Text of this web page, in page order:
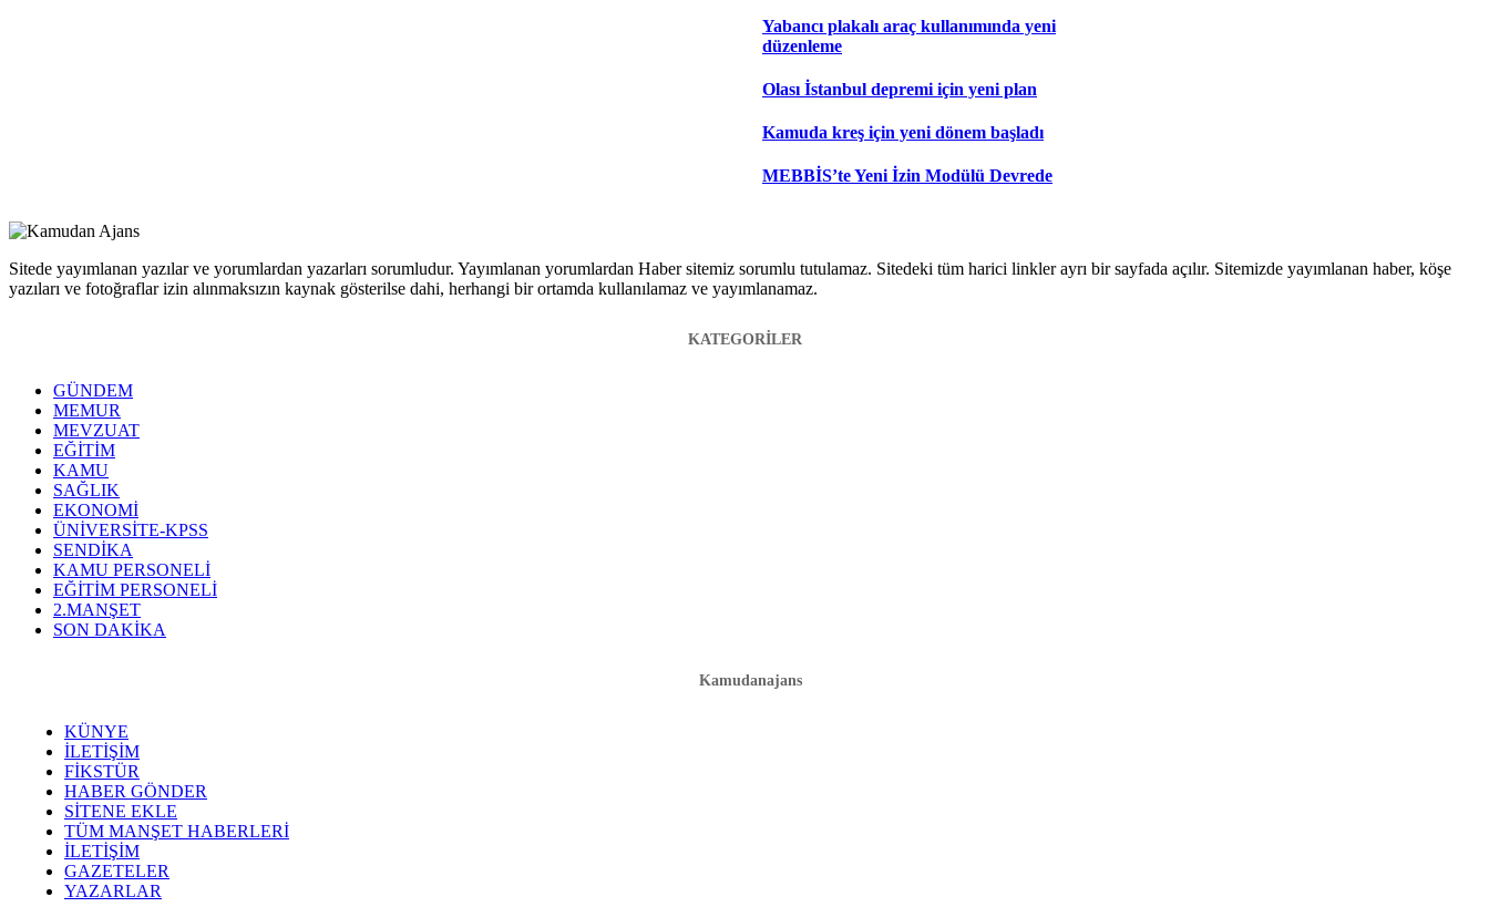
Yabancı plakalı araç kullanımında yeni
düzenleme
Olası İstanbul depremi için yeni plan
Kamuda kreş için yeni dönem başladı
MEBBİS’te Yeni İzin Modülü Devrede
Sitede yayımlanan yazılar ve yorumlardan yazarları sorumludur. Yayımlanan yorumlardan Haber sitemiz sorumlu tutulamaz. Sitedeki tüm harici linkler ayrı bir sayfada açılır. Sitemizde yayımlanan haber, köşe
yazıları ve fotoğraflar izin alınmaksızın kaynak gösterilse dahi, herhangi bir ortamda kullanılamaz ve yayımlanamaz.
KATEGORİLER
GÜNDEM
MEMUR
MEVZUAT
EĞİTİM
KAMU
SAĞLIK
EKONOMİ
ÜNİVERSİTE-KPSS
SENDİKA
KAMU PERSONELİ
EĞİTİM PERSONELİ
2.MANŞET
SON DAKİKA
Kamudanajans
KÜNYE
İLETİŞİM
FİKSTÜR
HABER GÖNDER
SİTENE EKLE
TÜM MANŞET HABERLERİ
İLETİŞİM
GAZETELER
YAZARLAR